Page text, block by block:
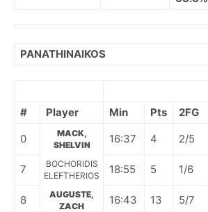
PANATHINAIKOS
#
Player Min Pts 2FG
0
MACK,
SHELVIN
16:37 4 2/5
7
BOCHORIDIS
ELEFTHERIOS
18:55 5 1/6
8
AUGUSTE,
ZACH
16:43 13 5/7